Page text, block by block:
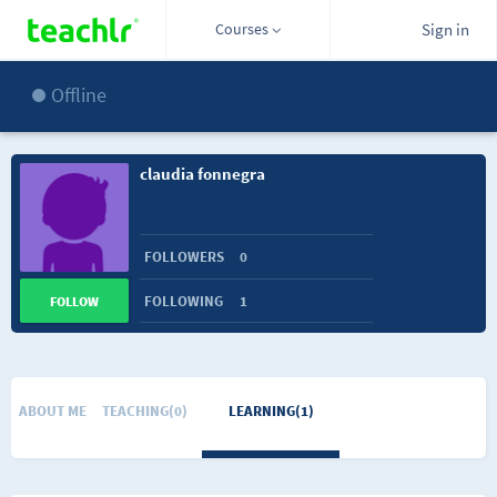
Courses Sign in
Offline
claudia fonnegra
FOLLOWERS 0
FOLLOWING 1
FOLLOW
ABOUT ME TEACHING(0) LEARNING(1)